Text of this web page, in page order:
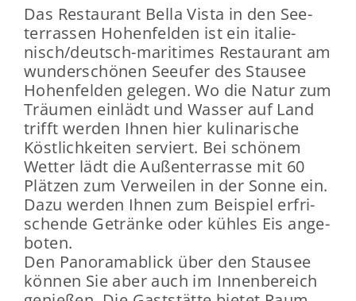
Das Re­stau­rant Bella Vista in den See­
ter­ras­sen Ho­hen­fel­den ist ein ita­lie­
nisch/deutsch-​maritimes Re­stau­rant am
wun­der­schö­nen See­ufer des Stau­see
Ho­hen­fel­den ge­le­gen. Wo die Natur zum
Träu­men ein­lädt und Was­ser auf Land
trifft wer­den Ihnen hier ku­li­na­ri­sche
Köst­lich­kei­ten ser­viert. Bei schö­nem
Wet­ter lädt die Au­ßen­ter­ras­se mit 60
Plät­zen zum Ver­wei­len in der Sonne ein.
Dazu wer­den Ihnen zum Bei­spiel er­fri­
schen­de Ge­trän­ke oder küh­les Eis an­ge­
bo­ten.
Den Pan­ora­ma­blick über den Stau­see
kön­nen Sie aber auch im In­nen­be­reich